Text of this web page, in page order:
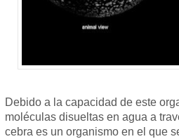
Debido a la capacidad de este
moléculas disueltas en agua a
cebra es un organismo en el que